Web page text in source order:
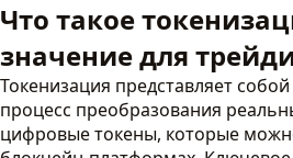
Что такое
значение для
Токенизация представляет
процесс преобразования
цифровые токены, которые